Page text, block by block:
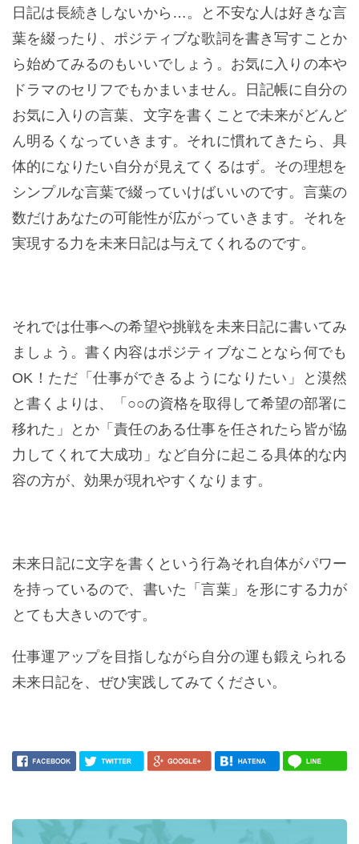
日記は長続きしないから…。と不安な人は好きな言
葉を綴ったり、ポジティブな歌詞を書き写すことか
ら始めてみるのもいいでしょう。お気に入りの本や
ドラマのセリフでもかまいません。日記帳に自分の
お気に入りの言葉、文字を書くことで未来がどんど
ん明るくなっていきます。それに慣れてきたら、具
体的になりたい自分が見えてくるはず。その理想を
シンプルな言葉で綴っていけばいいのです。言葉の
数だけあなたの可能性が広がっていきます。それを
実現する力を未来日記は与えてくれるのです。
それでは仕事への希望や挑戦を未来日記に書いてみ
ましょう。書く内容はポジティブなことなら何でも
OK！ただ「仕事ができるようになりたい」と漠然
と書くよりは、「○○の資格を取得して希望の部署に
移れた」とか「責任のある仕事を任されたら皆が協
力してくれて大成功」など自分に起こる具体的な内
容の方が、効果が現れやすくなります。
未来日記に文字を書くという行為それ自体がパワー
を持っているので、書いた「言葉」を形にする力が
とても大きいのです。
仕事運アップを目指しながら自分の運も鍛えられる
未来日記を、ぜひ実践してみてください。